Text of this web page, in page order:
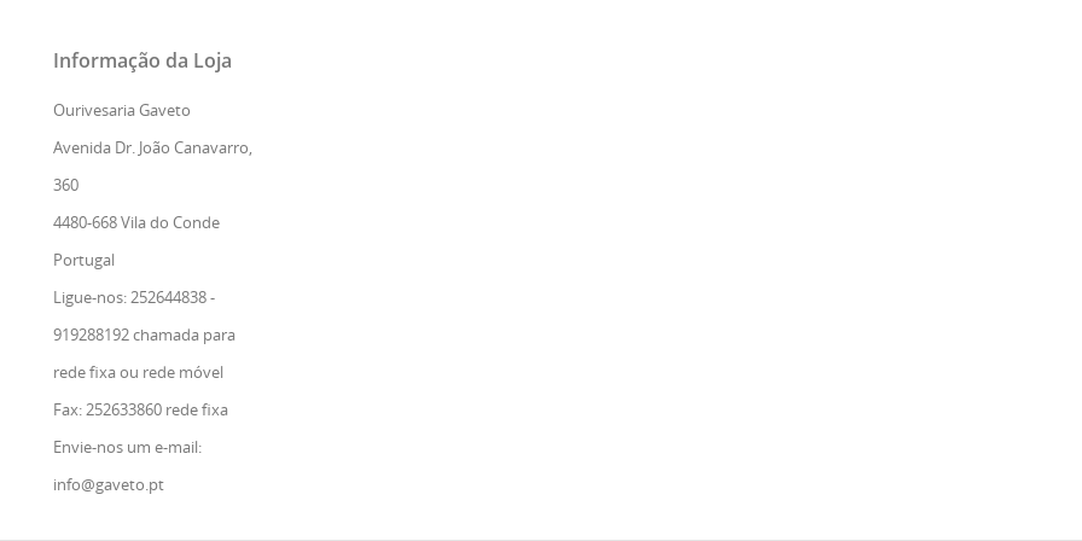
Informação da Loja
Ourivesaria Gaveto
Avenida Dr. João Canavarro,
360
4480-668 Vila do Conde
Portugal
Ligue-nos: 252644838 -
919288192 chamada para
rede fixa ou rede móvel
Fax:252633860 rede fixa
Envie-nos um e-mail:
info@gaveto.pt